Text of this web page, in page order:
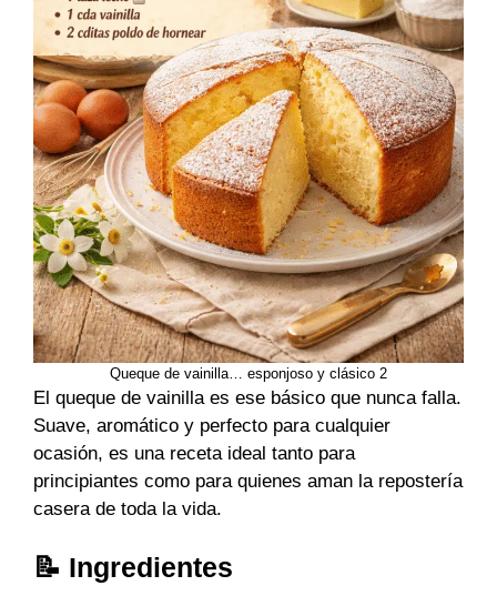
Queque de vainilla… esponjoso y clásico 2
El queque de vainilla es ese básico que nunca falla.
Suave, aromático y perfecto para cualquier
ocasión, es una receta ideal tanto para
principiantes como para quienes aman la repostería
casera de toda la vida.
📝 Ingredientes